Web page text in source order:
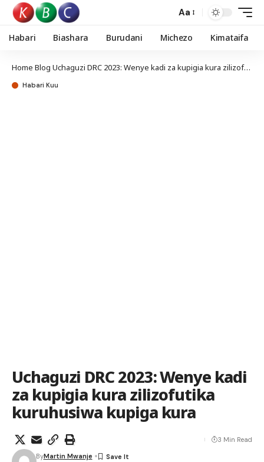
Aa
Habari Biashara Burudani Michezo Kimataifa
Home Blog Uchaguzi DRC 2023: Wenye kadi za kupigia kura zilizofutika kuruhusiwa kupiga kura
Habari Kuu
Uchaguzi DRC 2023: Wenye kadi
za kupigia kura zilizofutika
kuruhusiwa kupiga kura
ByMartin Mwanje
3 Min Read